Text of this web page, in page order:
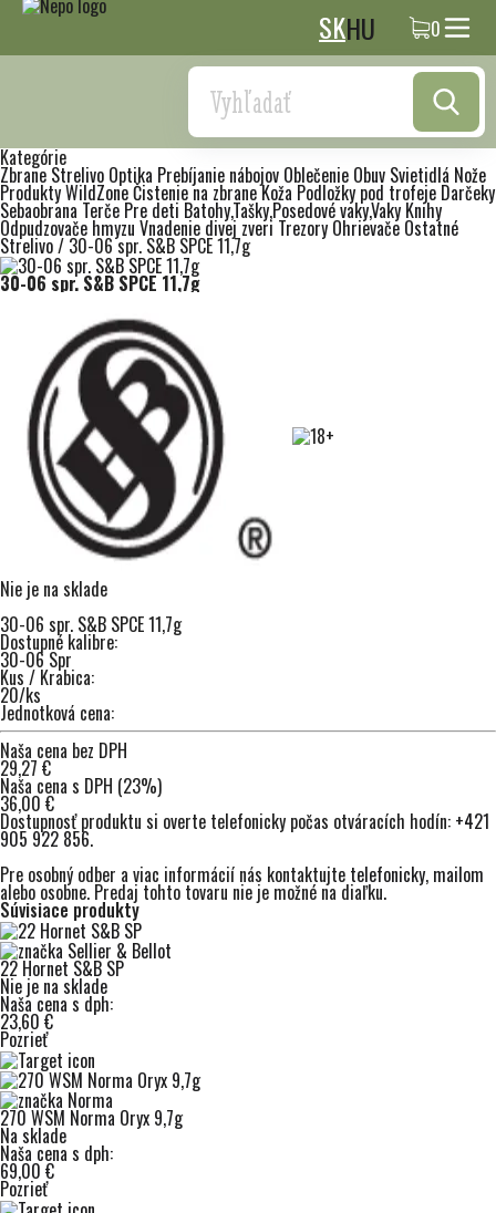
SKHU 0
Search
Kategórie
Zbrane Strelivo Optika Prebíjanie nábojov Oblečenie Obuv Svietidlá Nože
Produkty WildZoneČistenie na zbraneKoža Podložky pod trofeje Darčeky
Sebaobrana Terče Pre deti Batohy,Tašky,Posedové vaky,Vaky Knihy
Odpudzovače hmyzu Vnadenie divej zveri Trezory Ohrievače Ostatné
Strelivo/ 30-06 spr. S&B SPCE 11,7g
30-06 spr. S&B SPCE 11,7g
Nie je na sklade
30-06 spr. S&B SPCE 11,7g
Dostupné kalibre:
30-06 Spr
Kus / Krabica:
20/ks
Jednotková cena:
Naša cena bez DPH
29,27 €
Naša cena s DPH (23%)
36,00 €
Dostupnosť produktu si overte telefonicky počas otváracích hodín: +421
905 922 856.
Pre osobný odber a viac informácií nás kontaktujte telefonicky, mailom
alebo osobne. Predaj tohto tovaru nie je možné na diaľku.
Súvisiace produkty
22 Hornet S&B SP
Nie je na sklade
Naša cena s dph:
23,60 €
Pozrieť
270 WSM Norma Oryx 9,7g
Na sklade
Naša cena s dph:
69,00 €
Pozrieť